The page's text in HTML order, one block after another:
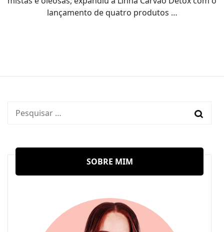
lançamento de quatro produtos …
Pesquisar
SOBRE MIM